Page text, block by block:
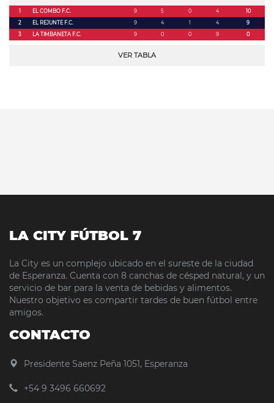
1 EL COMBO F.C. 9 5 0 4
10
2
EL REJUNTE F.C. 9 4 1 4
9
3
LA TIMBANETA F.C. 9 0 0 9 0
VER TABLA
LA CITY FÚTBOL 7
La City es un complejo ubicado en el sureste de la ciudad
de Esperanza. Cuenta con 8 canchas de césped natural, y un
servicio de bar para la venta de bebidas y alimentos.
Nuestro objetivo es compartir tardes de buen fútbol entre
amigos.
CONTACTO
Presidente Saenz Peña 1051, Esperanza
+54 9 3496 660692